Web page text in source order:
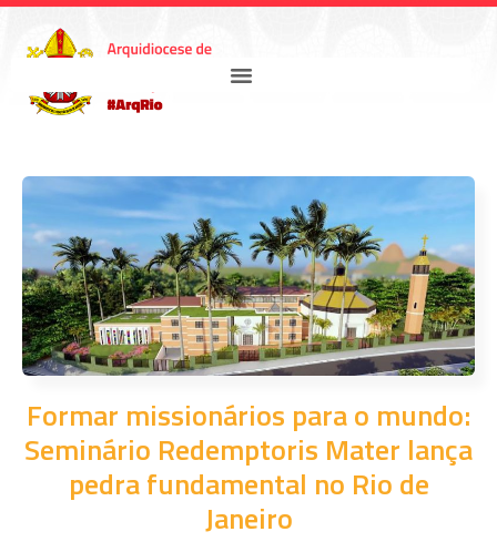
Formar missionários para o mundo:
Seminário Redemptoris Mater lança
pedra fundamental no Rio de
Janeiro